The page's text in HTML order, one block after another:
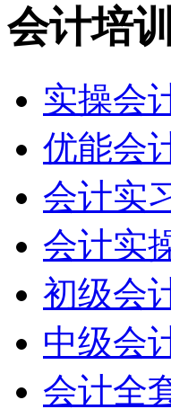
会计培训
实操会
优能会
会计实
会计实
初级会
中级会
会计全